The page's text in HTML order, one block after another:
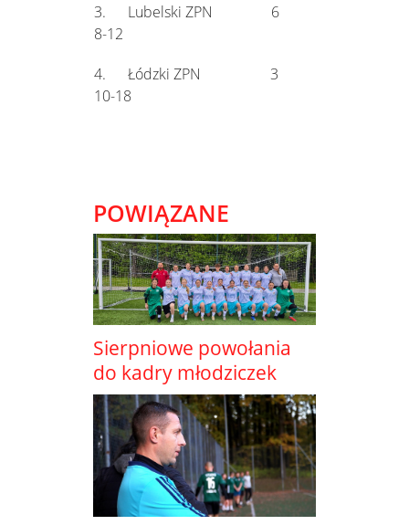
3. Lubelski ZPN 6
8-12
4. Łódzki ZPN 3
10-18
POWIĄZANE
Sierpniowe powołania
do kadry młodziczek